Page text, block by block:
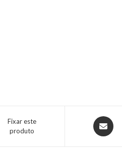
Fixar este
produto